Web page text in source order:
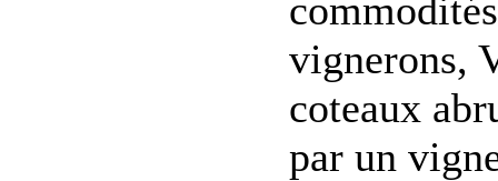
vignerons,
coteaux
par un